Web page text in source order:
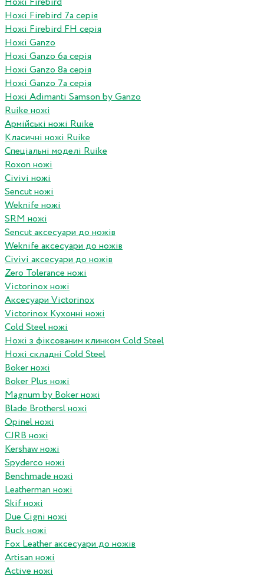
Ножі Firebird 7а серія
Ножі Firebird FH серія
Ножі Ganzo
Ножі Ganzo 6а серія
Ножі Ganzo 8а серія
Ножі Ganzo 7а серія
Ножі Adimanti Samson by Ganzo
Ruike ножі
Армійські ножі Ruike
Класичні ножі Ruike
Спеціальні моделі Ruike
Roxon ножi
Civivi ножі
Sencut ножі
Weknife ножі
SRM ножі
Sencut аксесуари до ножів
Weknife аксесуари до ножів
Civivi аксесуари до ножів
Zero Tolerance ножі
Victorinox ножі
Аксесуари Victorinox
Victorinox Кухонні ножі
Cold Steel ножі
Ножі з фіксованим клинком Cold Steel
Ножі складні Cold Steel
Boker ножі
Boker Plus ножі
Magnum by Boker ножі
Blade Brothersl ножі
Opinel ножі
CJRB ножі
Kershaw ножі
Spyderco ножі
Benchmade ножі
Leatherman ножі
Skif ножі
Due Cigni ножі
Buck ножі
Fox Leather аксесуари до ножів
Artisan ножі
Active ножі